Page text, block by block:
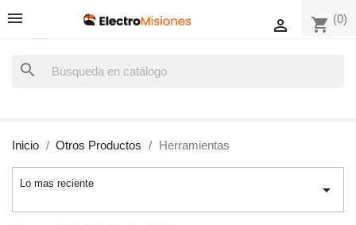
shopping_cart (0)

search
Inicio Otros Productos Herramientas
Lo mas reciente 